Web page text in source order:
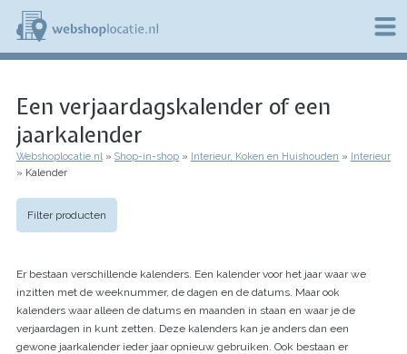
Overslaan
naar
de
b
s
h
o
p
o
a
e
.
n
l
Een verjaardagskalender of een
jaarkalender
Kruimelpad
Webshoplocatie.nl Shop-in-shop Interieur, Koken en Huishouden
Interieur
Kalender
Filter producten
Er bestaan verschillende kalenders. Een kalender voor het jaar waar we
inzitten met de weeknummer, de dagen en de datums. Maar ook
kalenders waar alleen de datums en maanden in staan en waar je de
verjaardagen in kunt zetten. Deze kalenders kan je anders dan een
gewone jaarkalender ieder jaar opnieuw gebruiken. Ook bestaan er